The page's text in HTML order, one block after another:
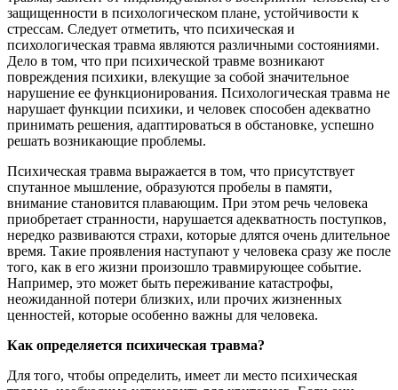
защищенности в психологическом плане, устойчивости к
стрессам. Следует отметить, что психическая и
психологическая травма являются различными состояниями.
Дело в том, что при психической травме возникают
повреждения психики, влекущие за собой значительное
нарушение ее функционирования. Психологическая травма не
нарушает функции психики, и человек способен адекватно
принимать решения, адаптироваться в обстановке, успешно
решать возникающие проблемы.
Психическая травма выражается в том, что присутствует
спутанное мышление, образуются пробелы в памяти,
внимание становится плавающим. При этом речь человека
приобретает странности, нарушается адекватность поступков,
нередко развиваются страхи, которые длятся очень длительное
время. Такие проявления наступают у человека сразу же после
того, как в его жизни произошло травмирующее событие.
Например, это может быть переживание катастрофы,
неожиданной потери близких, или прочих жизненных
ценностей, которые особенно важны для человека.
Как определяется психическая травма?
Для того, чтобы определить, имеет ли место психическая